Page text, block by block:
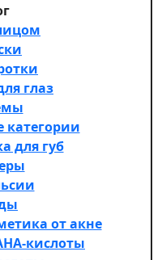
глаз
категории
для губ
от акне
кислоты